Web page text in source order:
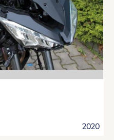
2020